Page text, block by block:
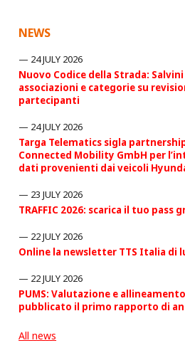
NEWS
24 JULY 2026
Nuovo Codice della Strada:
associazioni e categorie su
partecipanti
24 JULY 2026
Targa Telematics sigla
Connected Mobility GmbH per
dati provenienti dai veicoli
23 JULY 2026
TRAFFIC 2026: scarica il tuo pass
22 JULY 2026
Online la newsletter TTS Italia di
22 JULY 2026
PUMS: Valutazione e
pubblicato il primo rapporto di
All news